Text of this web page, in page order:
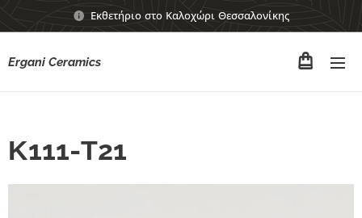
Εκθετήριο στο Καλοχώρι Θεσσαλονίκης
Ergani Ceramics
Κ111-Τ21